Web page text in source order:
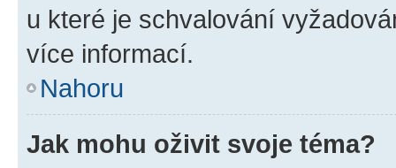
u které je schvalování
více informací.
Nahoru
Jak mohu oživit svoje téma?